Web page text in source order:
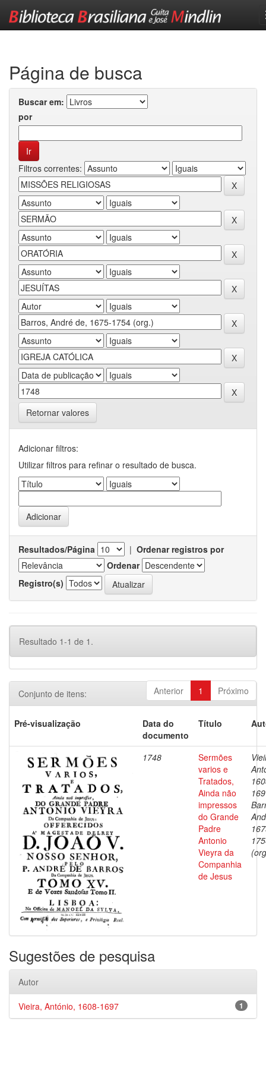
Página de busca
Buscar em:
por
Filtros correntes:
Retornar valores
Adicionar filtros:
Utilizar filtros para refinar o resultado de busca.
Resultados/Página | Ordenar registros por
Ordenar
Registro(s)
Resultado 1-1 de 1.
Anterior 1 Próximo
Conjunto de itens:
Pré-visualização
Data do
documento
Título
1748
Sermões
varios e
Tratados,
Ainda não
impressos
do Grande
Padre
Antonio
Vieyra da
Companhia
de Jesus
Sugestões de pesquisa
Autor
1
Vieira, António, 1608-1697